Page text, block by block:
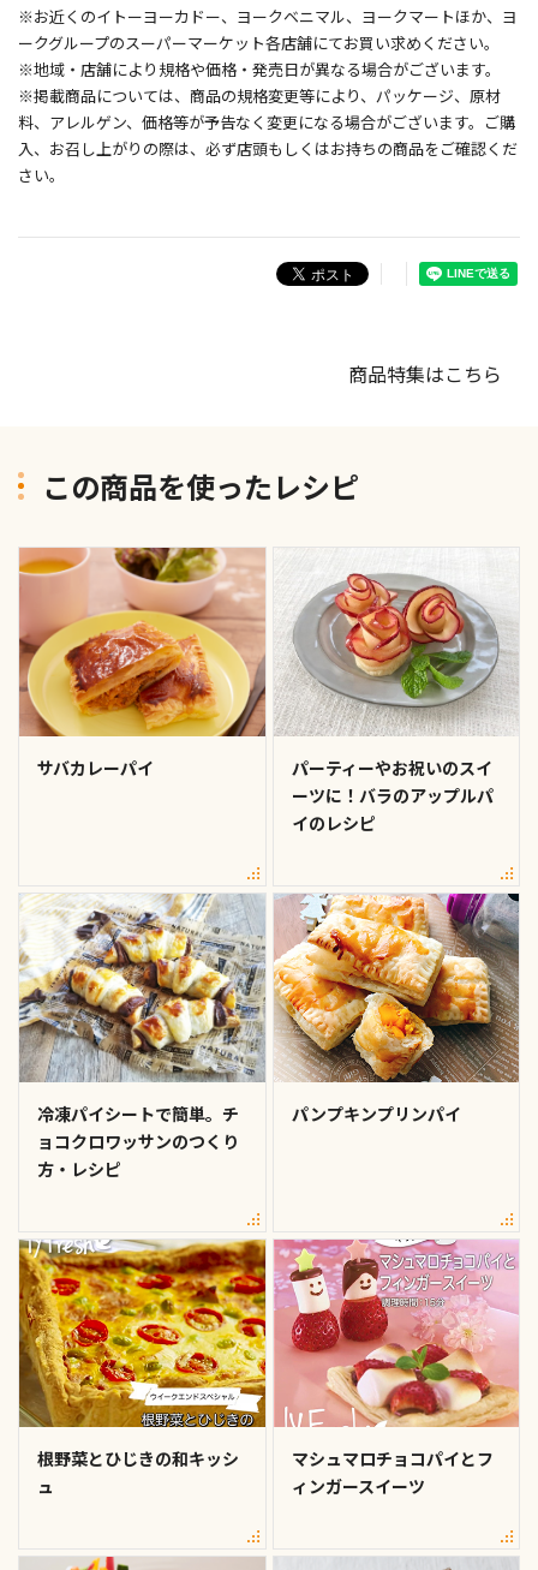
※お近くのイトーヨーカドー、ヨークベニマル、ヨークマートほか、ヨ
ークグループのスーパーマーケット各店舗にてお買い求めください。
※地域・店舗により規格や価格・発売日が異なる場合がございます。
※掲載商品については、商品の規格変更等により、パッケージ、原材
料、アレルゲン、価格等が予告なく変更になる場合がございます。ご購
入、お召し上がりの際は、必ず店頭もしくはお持ちの商品をご確認くだ
さい。
商品特集はこちら
この商品を使ったレシピ
サバカレーパイ
パーティーやお祝いのスイ
ーツに！バラのアップルパ
イのレシピ
冷凍パイシートで簡単。チ
ョコクロワッサンのつくり
方・レシピ
パンプキンプリンパイ
根野菜とひじきの和キッシ
ュ
マシュマロチョコパイとフ
ィンガースイーツ